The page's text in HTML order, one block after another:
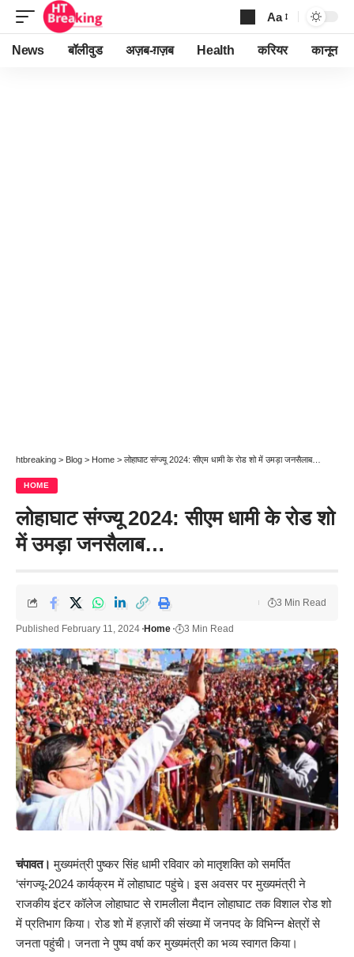
Font
Resizer
Aa
News बॉलीवुड अज़ब-ग़ज़ब Health करियर कानून
htbreaking > Blog > Home > लोहाघाट संग्ज्यू 2024: सीएम धामी के रोड शो में उमड़ा जनसैलाब…
HOME
लोहाघाट संग्ज्यू 2024: सीएम धामी के रोड शो
में उमड़ा जनसैलाब…
Published February 11, 2024 Home 3 Min Read
3 Min Read
चंपावत। मुख्यमंत्री पुष्कर सिंह धामी रविवार को मातृशक्ति को समर्पित
‘संगज्यू-2024 कार्यक्रम में लोहाघाट पहुंचे। इस अवसर पर मुख्यमंत्री ने
राजकीय इंटर कॉलेज लोहाघाट से रामलीला मैदान लोहाघाट तक विशाल रोड शो
में प्रतिभाग किया। रोड शो में हज़ारों की संख्या में जनपद के विभिन्न क्षेत्रों से
जनता पहुंची। जनता ने पुष्प वर्षा कर मुख्यमंत्री का भव्य स्वागत किया।